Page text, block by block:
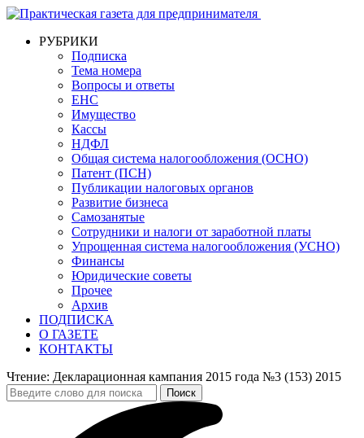
РУБРИКИ
Подписка
Тема номера
Вопросы и ответы
ЕНС
Имущество
Кассы
НДФЛ
Общая система налогообложения (ОСНО)
Патент (ПСН)
Публикации налоговых органов
Развитие бизнеса
Самозанятые
Сотрудники и налоги от заработной платы
Упрощенная система налогообложения (УСНО)
Финансы
Юридические советы
Прочее
Архив
ПОДПИСКА
О ГАЗЕТЕ
КОНТАКТЫ
Чтение: Декларационная кампания 2015 года №3 (153) 2015